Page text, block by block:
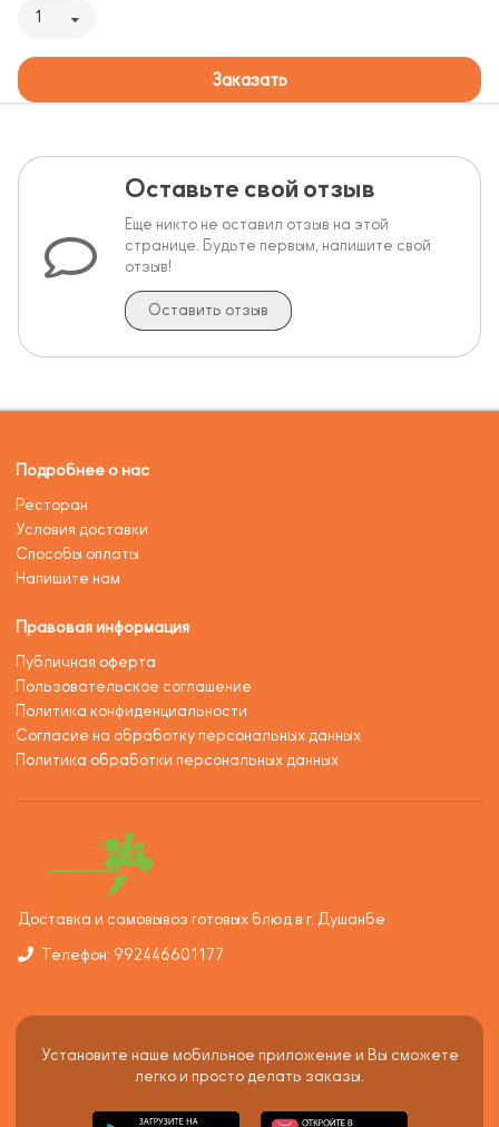
1
Заказать
Оставьте свой отзыв
Еще никто не оставил отзыв на этой
странице. Будьте первым, напишите свой
отзыв!
Оставить отзыв
Подробнее о нас
Ресторан
Условия доставки
Способы оплаты
Напишите нам
Правовая информация
Публичная оферта
Пользовательское соглашение
Политика конфиденциальности
Согласие на обработку персональных данных
Политика обработки персональных данных
Доставка и самовывоз готовых блюд в г. Душанбе
Телефон: 992446601177
Установите наше мобильное приложение и Вы сможете
легко и просто делать заказы.